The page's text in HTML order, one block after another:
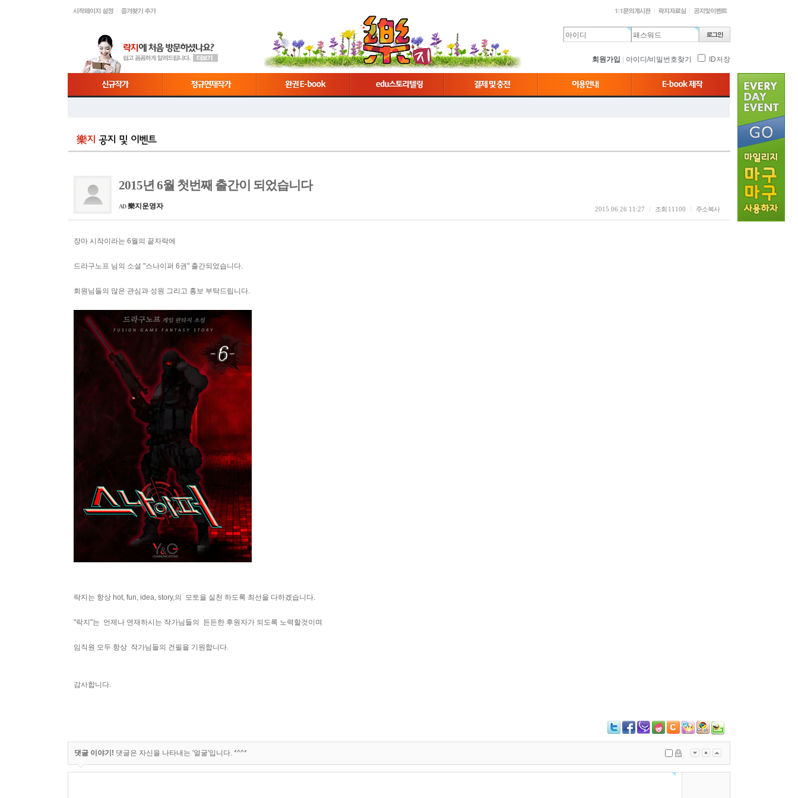
회원가입 아이디/비밀번호찾기 ID저장
2015년 6월 첫번째 출간이 되었습니다
AD 樂지운영자 2015.06.26 11:27 조회 11100 주소복사
장마 시작이라는 6월의 끝자락에
드라구노프 님의 소설 "스나이퍼 6권" 출간되었습니다.
회원님들의 많은 관심과 성원 그리고 홍보 부탁드립니다.
락지는 항상 hot, fun, idea, story,의 모토을 실천 하도록 최선을 다하겠습니다.
"락지"는 언제나 연재하시는 작가님들의 든든한 후원자가 되도록 노력할것이며
임직원 모두 항상 작가님들의 건필을 기원합니다.
감사합니다.
댓글 이야기! 댓글은 자신을 나타내는 '얼굴'입니다. *^^*